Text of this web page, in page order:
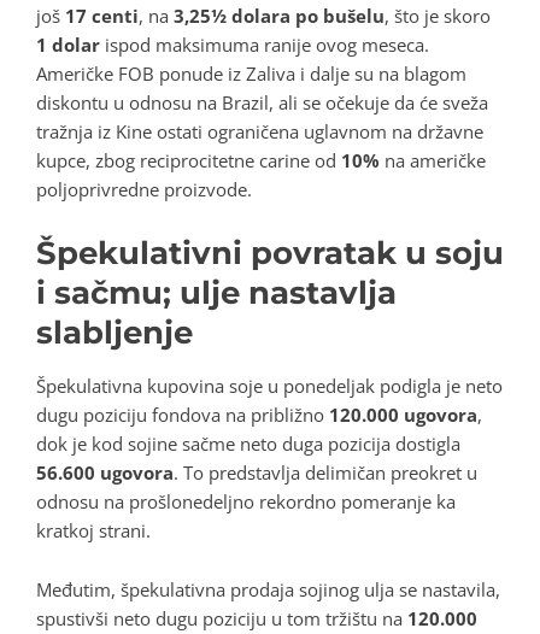
još 17 centi, na 3,25½ dolara po bušelu, što je skoro
1 dolar ispod maksimuma ranije ovog meseca.
Američke FOB ponude iz Zaliva i dalje su na blagom
diskontu u odnosu na Brazil, ali se očekuje da će sveža
tražnja iz Kine ostati ograničena uglavnom na državne
kupce, zbog reciprocitetne carine od 10% na američke
poljoprivredne proizvode.
Špekulativni povratak u soju
i sačmu; ulje nastavlja
slabljenje
Špekulativna kupovina soje u ponedeljak podigla je neto
dugu poziciju fondova na približno 120.000 ugovora,
dok je kod sojine sačme neto duga pozicija dostigla
56.600 ugovora. To predstavlja delimičan preokret u
odnosu na prošlonedeljno rekordno pomeranje ka
kratkoj strani.
Međutim, špekulativna prodaja sojinog ulja se nastavila,
spustivši neto dugu poziciju u tom tržištu na 120.000